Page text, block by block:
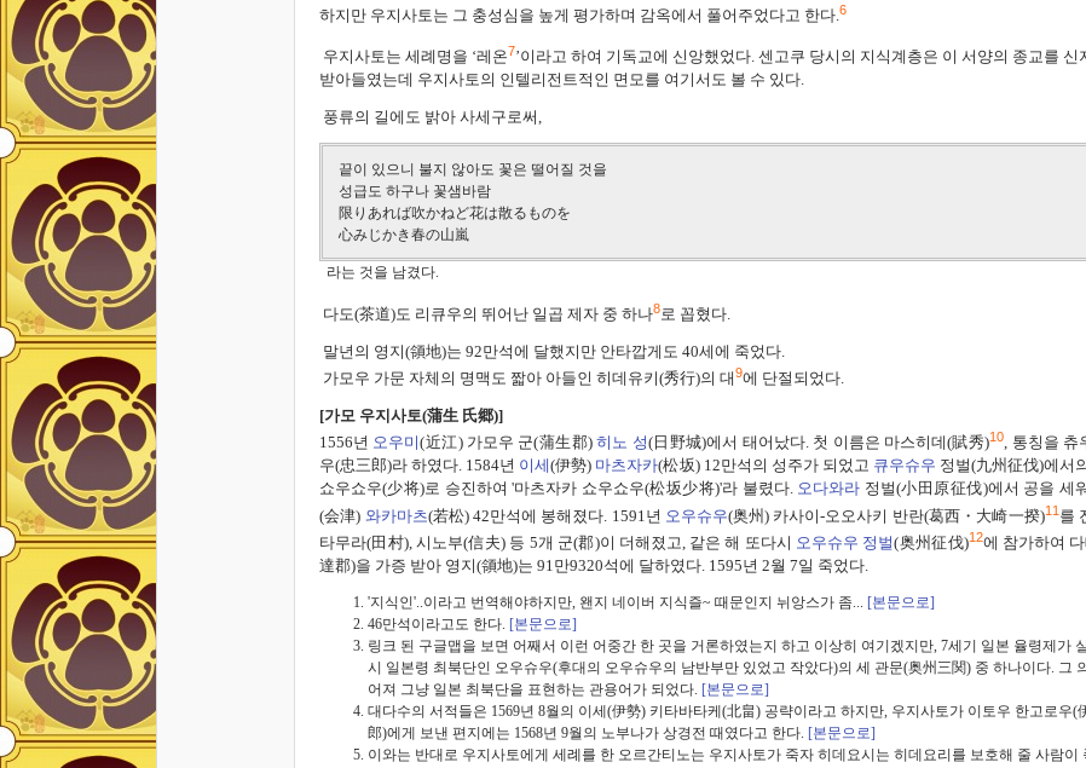
하지만 우지사토는 그 충성심을 높게 평가하며 감옥에서 풀어주었다고 한다. 6
우지사토는 세례명을 ‘레온7’이라고 하여 기독교에 신앙했었다. 센고쿠 당시의 지식계층은 이 서양의 종교를 신
받아들였는데 우지사토의 인텔리전트적인 면모를 여기서도 볼 수 있다.
풍류의 길에도 밝아 사세구로써,
끝이 있으니 불지 않아도 꽃은 떨어질 것을
성급도 하구나 꽃샘바람
限りあれば吹かねど花は散るものを
心みじかき春の山嵐
라는 것을 남겼다.
다도(茶道)도 리큐우의 뛰어난 일곱 제자 중 하나8로 꼽혔다.
말년의 영지(領地)는 92만석에 달했지만 안타깝게도 40세에 죽었다.
가모우 가문 자체의 명맥도 짧아 아들인 히데유키(秀行)의 대9에 단절되었다.
[가모 우지사토(蒲生 氏郷)]
1556년 오우미(近江) 가모우 군(蒲生郡)히노 성(日野城)에서 태어났다. 첫 이름은 마스히데(賦秀)10, 통칭을 츄
우(忠三郎)라 하였다. 1584년 이세(伊勢) 마츠자카(松坂) 12만석의 성주가 되었고 큐우슈우 정벌(九州征伐)에서
쇼우쇼우(少将)로 승진하여 '마츠자카 쇼우쇼우(松坂少将)'라 불렸다. 오다와라 정벌(小田原征伐)에서 공을 세
(会津) 와카마츠(若松) 42만석에 봉해졌다. 1591년 오우슈우(奥州) 카사이-오오사키 반란(葛西・大崎一揆)11를
타무라(田村), 시노부(信夫) 등 5개 군(郡)이 더해졌고, 같은 해 또다시 오우슈우 정벌(奥州征伐)12에 참가하여
達郡)을 가증 받아 영지(領地)는 91만9320석에 달하였다. 1595년 2월 7일 죽었다.
'지식인'..이라고 번역해야하지만, 왠지 네이버 지식즐~ 때문인지 뉘앙스가 좀... [본문으로]
46만석이라고도 한다. [본문으로]
링크 된 구글맵을 보면 어째서 이런 어중간 한 곳을 거론하였는지 하고 이상히 여기겠지만, 7세기 일본 율령제가
시 일본령 최북단인 오우슈우(후대의 오우슈우의 남반부만 있었고 작았다)의 세 관문(奥州三関) 중 하나이다. 그
어져 그냥 일본 최북단을 표현하는 관용어가 되었다. [본문으로]
대다수의 서적들은 1569년 8월의 이세(伊勢) 키타바타케(北畠) 공략이라고 하지만, 우지사토가 이토우 한고로우(
郎)에게 보낸 편지에는 1568년 9월의 노부나가 상경전 때였다고 한다. [본문으로]
이와는 반대로 우지사토에게 세례를 한 오르간티노는 우지사토가 죽자 히데요시는 히데요리를 보호해 줄 사람이